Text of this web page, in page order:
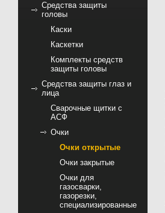
Средства защиты
головы
Каски
Каскетки
Комплекты средств
защиты головы
Средства защиты глаз и
лица
Сварочные щитки с
АСФ
Очки
Очки открытые
Очки закрытые
Очки для
газосварки,
газорезки,
специализированные